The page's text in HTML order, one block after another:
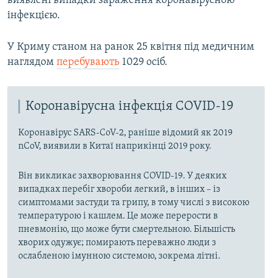
інфекцією.
У Криму станом на ранок 25 квітня під медичним
наглядом перебувають 1029 осіб.
Коронавірусна інфекція COVID-19
Коронавірус SARS-CoV-2, раніше відомий як 2019
nCoV, виявили в Китаї наприкінці 2019 року.
Він викликає захворювання COVID-19. У деяких
випадках перебіг хвороби легкий, в інших – із
симптомами застуди та грипу, в тому числі з високою
температурою і кашлем. Це може перерости в
пневмонію, що може бути смертельною. Більшість
хворих одужує; помирають переважно люди з
ослабленою імунною системою, зокрема літні.